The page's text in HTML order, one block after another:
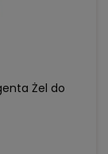
Żel do